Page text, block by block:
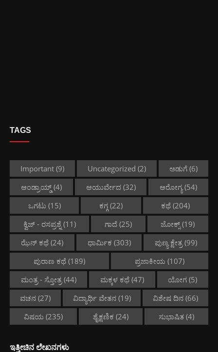
TAGS
Important (9) Uncategorized (2) ಅಡುಗೆ (6)
ಆಂಡ್ರಾಯ್ಡ್(4) ಆಯುರ್ವೇದ(32) ಆರೋಗ್ಯ (54)
ಒಗಟು(15) ಕಗ್ಗ(22) ಕಥೆ (204)
ಕ್ವಿಜ್ - ರಸಪ್ರಶ್ನೆ (11) ಗಾದೆ(25) ಜೋಕ್ಸ್ (19)
ಝೆನ್ ಕಥೆ(24) ಧಾರ್ಮಿಕ (303) ಪುಣ್ಯ ಕ್ಷೇತ್ರ(99)
ಪುರಾಣ ಕಥೆ (189) ಪ್ರಜಾಕೀಯ (107)
ಮಂತ್ರ - ಸ್ತೋತ್ರ(44) ಮಕ್ಕಳ ಕಥೆ(47) ಯೋಗ (5)
ವಚನ(27) ವಿದ್ಯಾರ್ಥಿ ವೇತನ(19) ವಿಶೇಷ ದಿನ (66)
ವಿಷಯ (235) ಶೈಕ್ಷಣಿಕ (24) ಸುಭಾಷಿತ (4)
ಇತ್ತೀಚಿನ ಲೇಖನಗಳು